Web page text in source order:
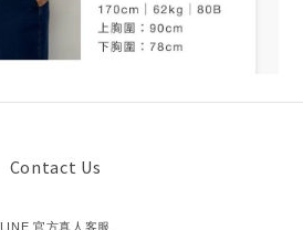
Contact Us
LINE 官方真人客服